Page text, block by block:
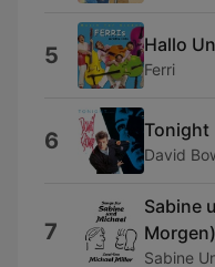
5 Hallo
Ferri
6 Tonight
David
7
Sabine
Morgen)
Sabine